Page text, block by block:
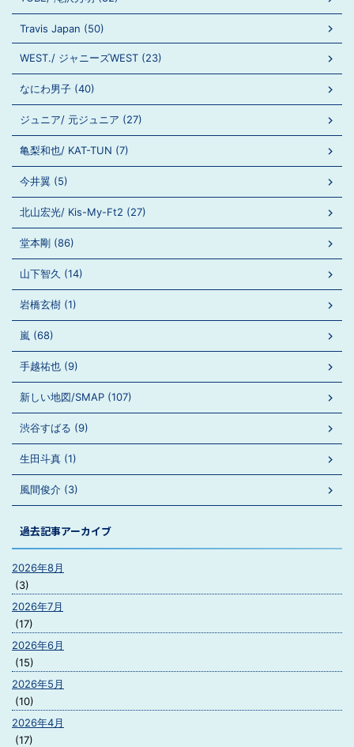
Travis Japan (50)
WEST./ ジャニーズWEST (23)
なにわ男子 (40)
ジュニア/ 元ジュニア (27)
亀梨和也/ KAT-TUN (7)
今井翼 (5)
北山宏光/ Kis-My-Ft2 (27)
堂本剛 (86)
山下智久 (14)
岩橋玄樹 (1)
嵐 (68)
手越祐也 (9)
新しい地図/SMAP (107)
渋谷すばる (9)
生田斗真 (1)
風間俊介 (3)
過去記事アーカイブ
2026年8月
(3)
2026年7月
(17)
2026年6月
(15)
2026年5月
(10)
2026年4月
(17)